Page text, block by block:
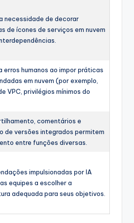
necessidade de decorar
de ícones de serviços em nuvem
erros humanos ao impor práticas
em nuvem (por exemplo,
VPC, privilégios mínimos do
comentários e
de versões integrados permitem
entre funções diversas.
impulsionadas por IA
equipes a escolher a
adequada para seus objetivos.